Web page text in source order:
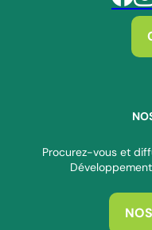
Procurez-vous et